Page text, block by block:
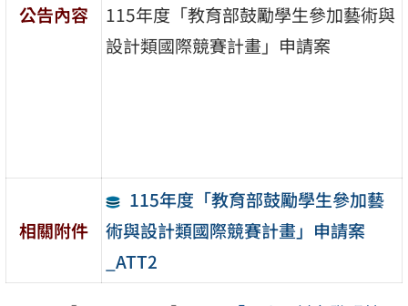
公告內容
115年度「教育部鼓勵學生參加藝術與
設計類國際競賽計畫」申請案
相關附件
115年度「教育部鼓勵學生參加藝
術與設計類國際競賽計畫」申請案
_ATT2